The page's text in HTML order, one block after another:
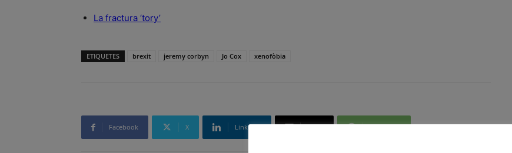
La fractura ‘tory’
ETIQUETES brexit jeremy corbyn Jo Cox xenofòbia
Facebook X Linkedin Email WhatsApp